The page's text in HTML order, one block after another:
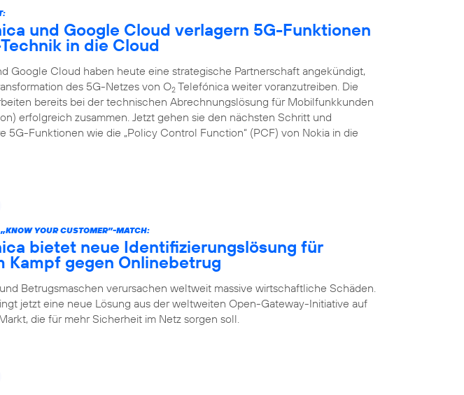
und Google Cloud verlagern 5G-Funktionen
in die Cloud
Google Cloud haben heute eine strategische Partnerschaft angekündigt,
des 5G-Netzes von O2 Telefónica weiter voranzutreiben. Die
bereits bei der technischen Abrechnungslösung für Mobilfunkkunden
erfolgreich zusammen. Jetzt gehen sie den nächsten Schritt und
5G-Funktionen wie die „Policy Control Function“ (PCF) von Nokia in die
YOUR CUSTOMER”-MATCH:
bietet neue Identifizierungslösung für
Kampf gegen Onlinebetrug
Betrugsmaschen verursachen weltweit massive wirtschaftliche Schäden.
jetzt eine neue Lösung aus der weltweiten Open-Gateway-Initiative auf
die für mehr Sicherheit im Netz sorgen soll.